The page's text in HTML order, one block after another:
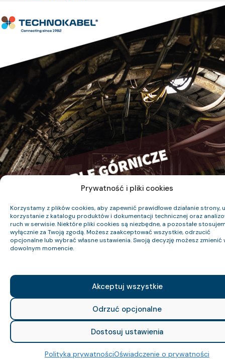
Prywatność i pliki cookies
Korzystamy z plików cookies, aby zapewnić prawidłowe działanie strony,
korzystanie z katalogu produktów i dokumentacji technicznej oraz
ruch w serwisie. Niektóre pliki cookies są niezbędne, a pozostałe
wyłącznie za Twoją zgodą. Możesz zaakceptować wszystkie, odrzucić
opcjonalne lub wybrać własne ustawienia. Swoją decyzję możesz zmienić
dowolnym momencie.
Akceptuj wszystkie
Odrzuć opcjonalne
Dostosuj ustawienia
Polityka prywatnościOświadczenie o prywatności